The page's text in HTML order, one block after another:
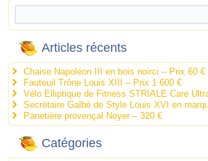
Articles récents
Chaise Napoléon III en bois noirci – Prix 60 €
Fauteuil Trône Louis XIII – Prix 1 600 €
Vélo Elliptique de Fitness STRIALE Care
Secrétaire Galbé de Style Louis XVI en
Panetière provençal Noyer – 320 €
Catégories